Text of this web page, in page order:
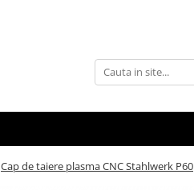
Cap de taiere plasma CNC Stahlwerk P60